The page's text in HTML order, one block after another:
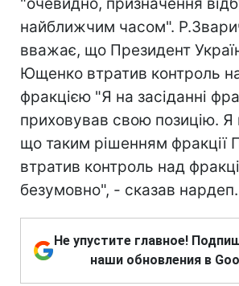
найближчим часом".
вважає, що Президент
Ющенко втратив контроль
фракцією "Я на засіданні
приховував свою позицію.
що таким рішенням фракції
втратив контроль над
безумовно", - сказав нардеп.
Не упустите главное!
наши обновления в